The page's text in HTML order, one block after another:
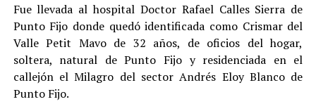
Fue llevada al hospital Doctor Rafael Calles Sierra de
Punto Fijo donde quedó identificada como Crismar del
Valle Petit Mavo de 32 años, de oficios del hogar,
soltera, natural de Punto Fijo y residenciada en el
callejón el Milagro del sector Andrés Eloy Blanco de
Punto Fijo.